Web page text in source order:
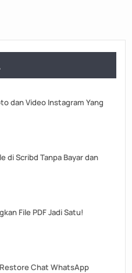
dan Video Instagram Yang
di Scribd Tanpa Bayar dan
File PDF Jadi Satu!
Chat WhatsApp